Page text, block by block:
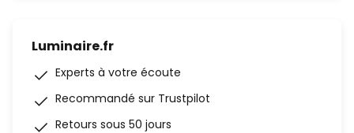
Luminaire.fr
Experts à votre écoute
Recommandé sur Trustpilot
Retours sous 50 jours